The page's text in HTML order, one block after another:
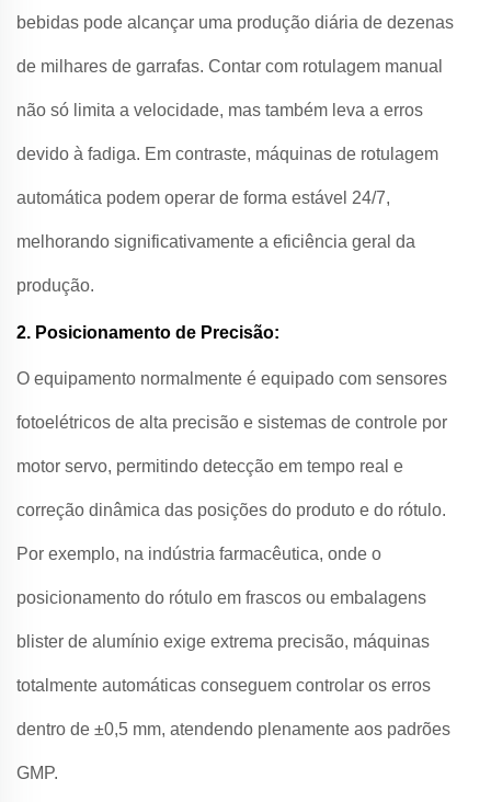
bebidas pode alcançar uma produção diária de dezenas
de milhares de garrafas. Contar com rotulagem manual
não só limita a velocidade, mas também leva a erros
devido à fadiga. Em contraste, máquinas de rotulagem
automática podem operar de forma estável 24/7,
melhorando significativamente a eficiência geral da
produção.
2. Posicionamento de Precisão:
O equipamento normalmente é equipado com sensores
fotoelétricos de alta precisão e sistemas de controle por
motor servo, permitindo detecção em tempo real e
correção dinâmica das posições do produto e do rótulo.
Por exemplo, na indústria farmacêutica, onde o
posicionamento do rótulo em frascos ou embalagens
blister de alumínio exige extrema precisão, máquinas
totalmente automáticas conseguem controlar os erros
dentro de ±0,5 mm, atendendo plenamente aos padrões
GMP.